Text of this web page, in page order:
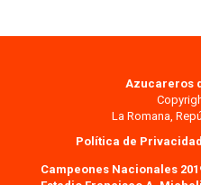
Azucareros
La Romana,
Política de Privacidad
Campeones Nacionales